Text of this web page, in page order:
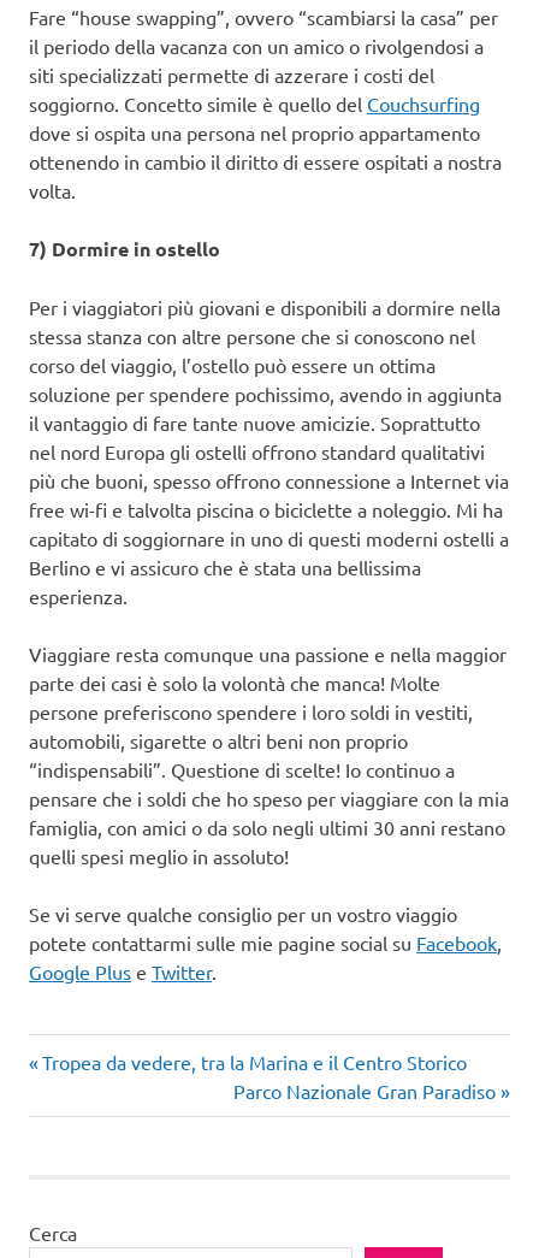
Fare “house swapping”, ovvero “scambiarsi la casa” per
il periodo della vacanza con un amico o rivolgendosi a
siti specializzati permette di azzerare i costi del
soggiorno. Concetto simile è quello del Couchsurfing
dove si ospita una persona nel proprio appartamento
ottenendo in cambio il diritto di essere ospitati a nostra
volta.
7) Dormire in ostello
Per i viaggiatori più giovani e disponibili a dormire nella
stessa stanza con altre persone che si conoscono nel
corso del viaggio, l’ostello può essere un ottima
soluzione per spendere pochissimo, avendo in aggiunta
il vantaggio di fare tante nuove amicizie. Soprattutto
nel nord Europa gli ostelli offrono standard qualitativi
più che buoni, spesso offrono connessione a Internet via
free wi-fi e talvolta piscina o biciclette a noleggio. Mi ha
capitato di soggiornare in uno di questi moderni ostelli a
Berlino e vi assicuro che è stata una bellissima
esperienza.
Viaggiare resta comunque una passione e nella maggior
parte dei casi è solo la volontà che manca! Molte
persone preferiscono spendere i loro soldi in vestiti,
automobili, sigarette o altri beni non proprio
“indispensabili”. Questione di scelte! Io continuo a
pensare che i soldi che ho speso per viaggiare con la mia
famiglia, con amici o da solo negli ultimi 30 anni restano
quelli spesi meglio in assoluto!
Se vi serve qualche consiglio per un vostro viaggio
potete contattarmi sulle mie pagine social su Facebook,
Google Plus e Twitter.
Navigazione
articoli
Articolo
Tropea da vedere, tra la Marina e il Centro Storico
Articolo
successivo:
Parco Nazionale Gran Paradiso
Cerca